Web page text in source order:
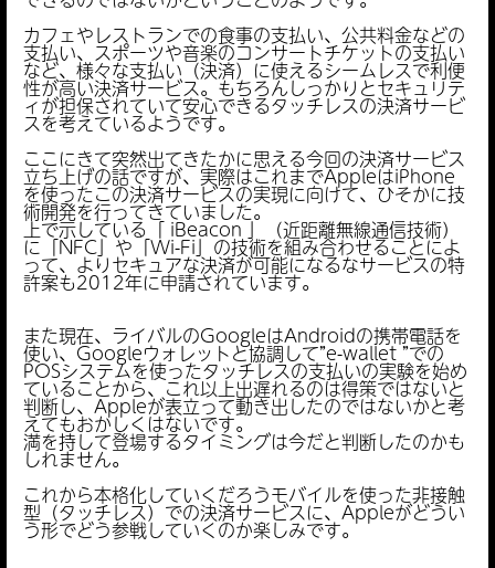
カフェやレストランでの食事の支払い、公共料金などの
支払い、スポーツや音楽のコンサートチケットの支払い
など、様々な支払い（決済）に使えるシームレスで利便
性が高い決済サービス。もちろんしっかりとセキュリテ
ィが担保されていて安心できるタッチレスの決済サービ
スを考えているようです。
ここにきて突然出てきたかに思える今回の決済サービス
立ち上げの話ですが、実際はこれまでAppleはiPhone
を使ったこの決済サービスの実現に向けて、ひそかに技
術開発を行ってきていました。
上で示している「 iBeacon 」（近距離無線通信技術）
に「NFC」や「Wi-Fi」の技術を組み合わせることによ
って、よりセキュアな決済が可能になるなサービスの特
許案も2012年に申請されています。
また現在、ライバルのGoogleはAndroidの携帯電話を
使い、Googleウォレットと協調して”e-wallet ”での
POSシステムを使ったタッチレスの支払いの実験を始め
ていることから、これ以上出遅れるのは得策ではないと
判断し、Appleが表立って動き出したのではないかと考
えてもおかしくはないです。
満を持して登場するタイミングは今だと判断したのかも
しれません。
これから本格化していくだろうモバイルを使った非接触
型（タッチレス）での決済サービスに、Appleがどうい
う形でどう参戦していくのか楽しみです。